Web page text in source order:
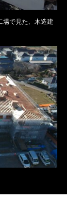
場で見た、木造建